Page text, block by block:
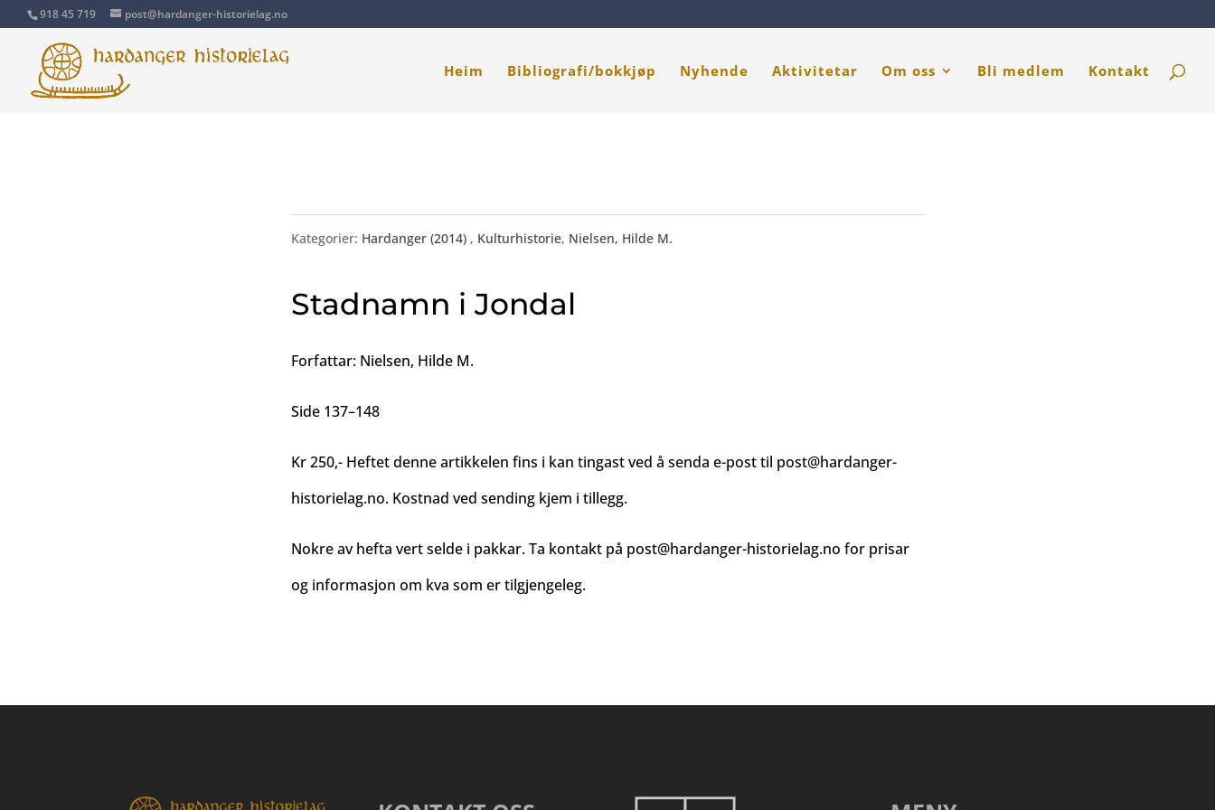
918 45 719 post@hardanger-historielag.no
Heim Bibliografi/bokkjøp Nyhende Aktivitetar Om oss Bli medlem Kontakt
Kategorier: Hardanger (2014) , Kulturhistorie, Nielsen, Hilde M.
Stadnamn i Jondal
Forfattar: Nielsen, Hilde M.
Side 137–148
Kr 250,- Heftet denne artikkelen fins i kan tingast ved å senda e-post til post@hardanger-
historielag.no. Kostnad ved sending kjem i tillegg.
Nokre av hefta vert selde i pakkar. Ta kontakt på post@hardanger-historielag.no for prisar
og informasjon om kva som er tilgjengeleg.